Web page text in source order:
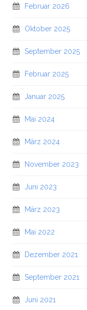
Februar 2026
Oktober 2025
September 2025
Februar 2025
Januar 2025
Mai 2024
März 2024
November 2023
Juni 2023
März 2023
Mai 2022
Dezember 2021
September 2021
Juni 2021